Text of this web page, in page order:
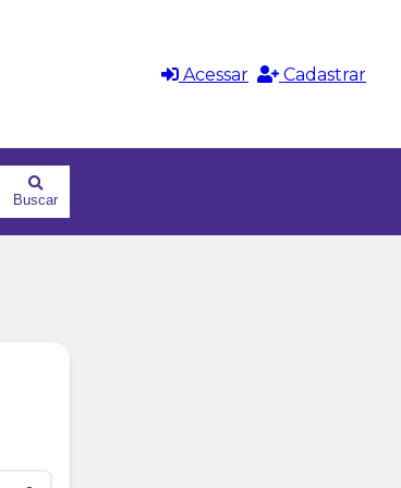
Acessar Cadastrar
Buscar